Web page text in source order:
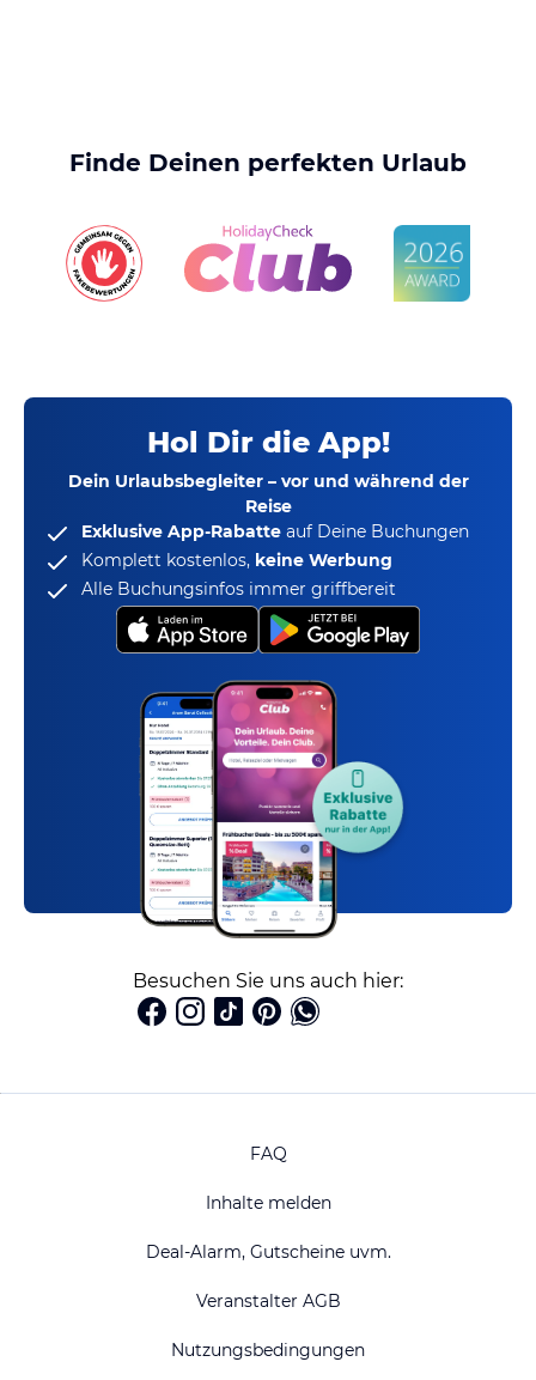
Finde Deinen perfekten Urlaub
Hol Dir die App!
Dein Urlaubsbegleiter – vor und während der
Reise
Exklusive App-Rabatte auf Deine Buchungen
Komplett kostenlos, keine Werbung
Alle Buchungsinfos immer griffbereit
Besuchen Sie uns auch hier:
FAQ
Inhalte melden
Deal-Alarm, Gutscheine uvm.
Veranstalter AGB
Nutzungsbedingungen